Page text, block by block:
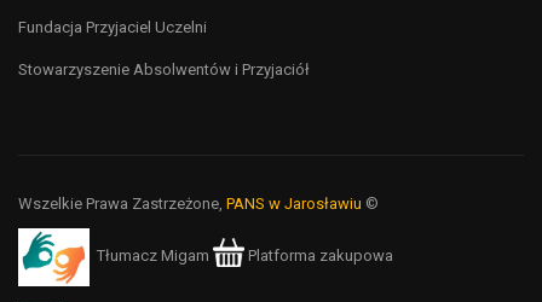
Fundacja Przyjaciel Uczelni
Stowarzyszenie Absolwentów i Przyjaciół
Wszelkie Prawa Zastrzeżone, PANS w Jarosławiu ©
Tłumacz Migam Platforma zakupowa